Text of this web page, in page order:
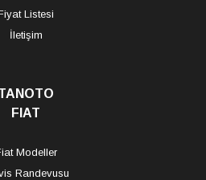
Listesi
İletişim
FIAT
Modeller
Randevusu